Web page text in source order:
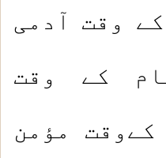
وقت آدمی
کے وقت
مؤمن